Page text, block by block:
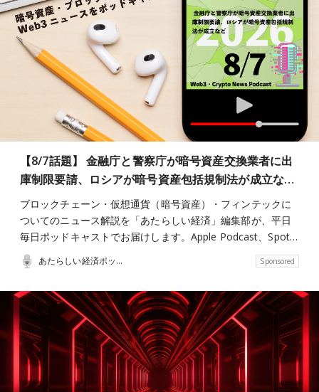
【8/7話題】 金融庁と警察庁が暗号資産交換業者に出
庫制限要請、ロシアが暗号資産包括規制法が成立な…
ブロックチェーン・仮想通貨（暗号資産）・フィンテックに
ついてのニュース解説を「あたらしい経済」編集部が、平日
毎日ポッドキャストでお届けします。Apple Podcast、Spot…
あたらしい経済ポッドキャスト Sponsored